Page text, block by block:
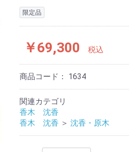
限定品
￥69,300 税込
商品コード： 1634
関連カテゴリ
香木 沈香
香木 沈香 ＞ 沈香・原木